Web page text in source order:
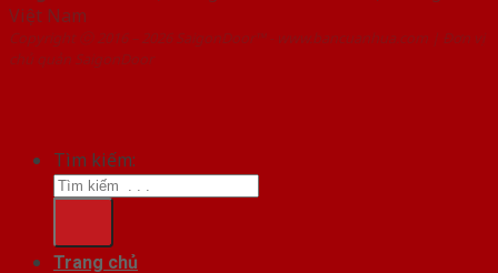
Việt Nam
Copyright ⓒ 2016 – 2026 SaigonDoor™ - www.bancuanhua.com | Đơn vị
chủ quản SaigonDoor
Tìm kiếm:
Trang chủ